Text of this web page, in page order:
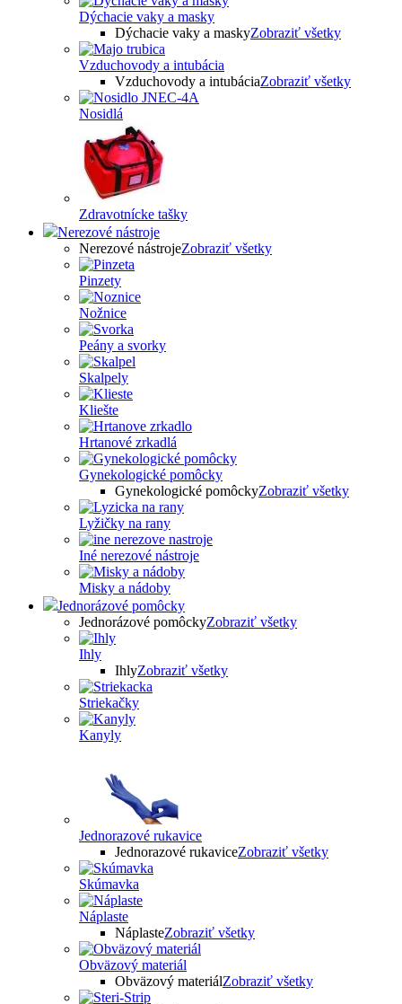
Dýchacie vaky a masky
Dýchacie vaky a maskyZobraziť všetky
Vzduchovody a intubácia
Vzduchovody a intubáciaZobraziť všetky
Nosidlá
Zdravotnícke tašky
Nerezové nástroje
Nerezové nástrojeZobraziť všetky
Pinzety
Nožnice
Peány a svorky
Skalpely
Kliešte
Hrtanové zrkadlá
Gynekologické pomôcky
Gynekologické pomôckyZobraziť všetky
Lyžičky na rany
Iné nerezové nástroje
Misky a nádoby
Jednorázové pomôcky
Jednorázové pomôckyZobraziť všetky
Ihly
IhlyZobraziť všetky
Striekačky
Kanyly
Jednorazové rukavice
Jednorazové rukaviceZobraziť všetky
Skúmavka
Náplaste
NáplasteZobraziť všetky
Obväzový materiál
Obväzový materiálZobraziť všetky